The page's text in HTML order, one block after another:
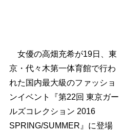
女優の高畑充希が19日、東
京・代々木第一体育館で行わ
れた国内最大級のファッショ
ンイベント『第22回 東京ガー
ルズコレクション 2016
SPRING/SUMMER』に登場